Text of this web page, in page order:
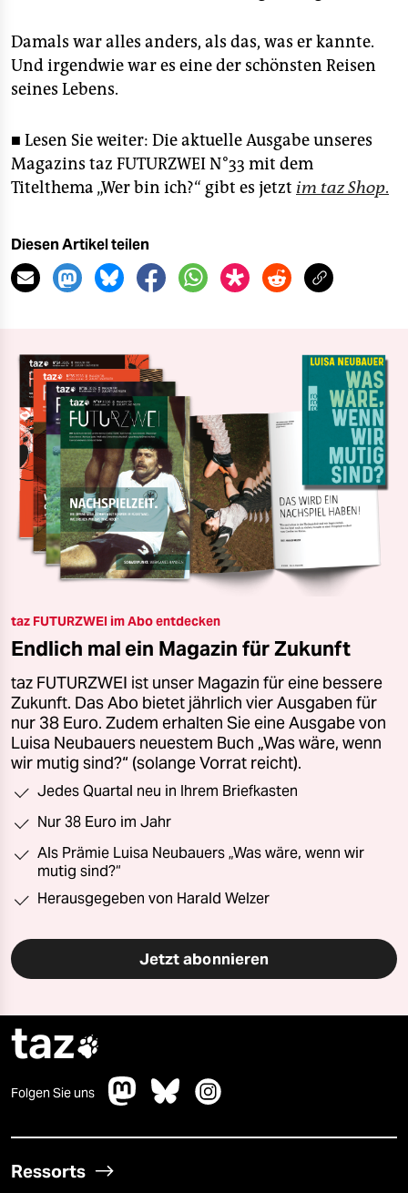
Damals war alles anders, als das, was er kannte.
Und irgendwie war es eine der schönsten Reisen
seines Lebens.
■ Lesen Sie weiter: Die aktuelle Ausgabe unseres
Magazins taz FUTURZWEI N°33 mit dem
Titelthema „Wer bin ich?“ gibt es jetzt im taz Shop.
Diesen Artikel teilen
taz FUTURZWEI im Abo entdecken
Endlich mal ein Magazin für Zukunft
taz FUTURZWEI ist unser Magazin für eine bessere
Zukunft. Das Abo bietet jährlich vier Ausgaben für
nur 38 Euro. Zudem erhalten Sie eine Ausgabe von
Luisa Neubauers neuestem Buch „Was wäre, wenn
wir mutig sind?“ (solange Vorrat reicht).
Jedes Quartal neu in Ihrem Briefkasten
Nur 38 Euro im Jahr
Als Prämie Luisa Neubauers „Was wäre, wenn wir
mutig sind?“
Herausgegeben von Harald Welzer
Jetzt abonnieren
taz
Folgen Sie uns
Ressorts